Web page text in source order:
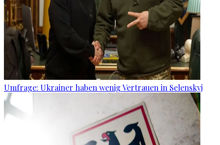
Umfrage: Ukrainer haben wenig Vertrauen in Selenskyj